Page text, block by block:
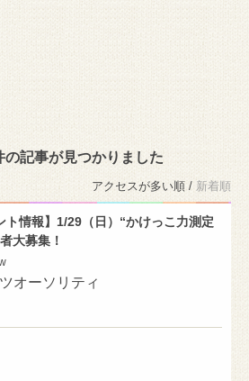
の記事が見つかりました
アクセスが多い順 / 新着順
ト情報】1/29（日）“かけっこ力測定
大募集！
オーソリティ